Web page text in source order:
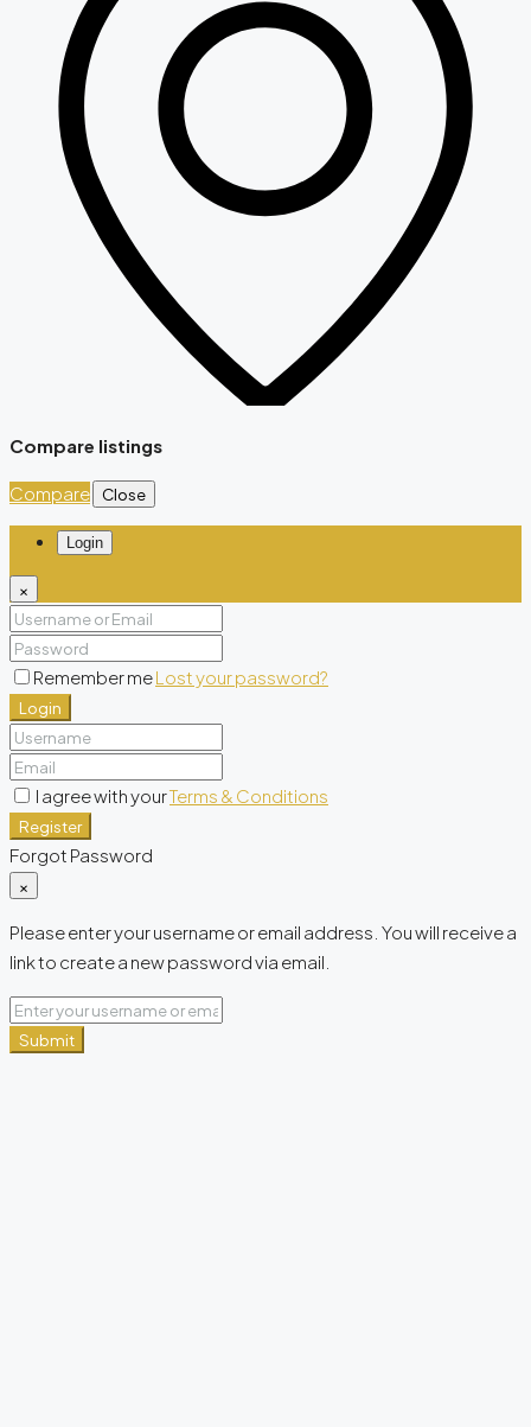
Compare listings
Compare Close
Login
×
Remember meLost your password?
Login
I agree with yourTerms & Conditions
Register
Forgot Password
×
Please enter your username or email address. You will receive a
link to create a new password via email.
Submit